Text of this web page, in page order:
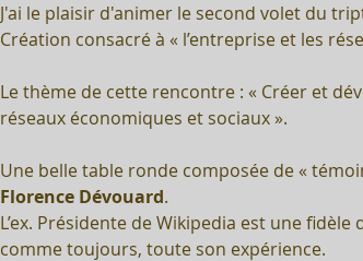
J'ai le plaisir d'animer le second volet du
Création consacré à « l’entreprise et les
Le thème de cette rencontre : « Créer et
réseaux économiques et sociaux ».
Une belle table ronde composée de «
Florence Dévouard.
L’ex. Présidente de Wikipedia est une
comme toujours, toute son expérience.